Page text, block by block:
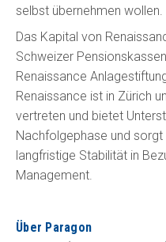
selbst übernehmen wollen.
Das Kapital von
Schweizer
Renaissance
Renaissance ist in Zürich
vertreten und bietet
Nachfolgephase und
langfristige Stabilität in
Management.
Über Paragon